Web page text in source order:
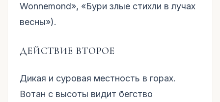
Wonnemond», «Бури злые стихли в лучах
весны»).
ДЕЙСТВИЕ ВТОРОЕ
Дикая и суровая местность в горах.
Вотан с высоты видит бегство